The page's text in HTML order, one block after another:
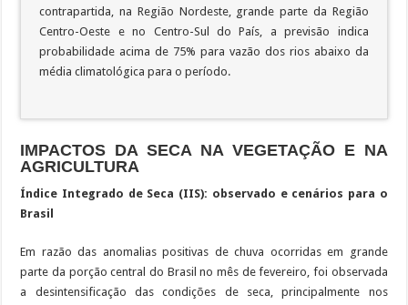
contrapartida, na Região Nordeste, grande parte da Região
Centro-Oeste e no Centro-Sul do País, a previsão indica
probabilidade acima de 75% para vazão dos rios abaixo da
média climatológica para o período.
IMPACTOS DA SECA NA VEGETAÇÃO E NA
AGRICULTURA
Índice Integrado de Seca (IIS): observado e cenários para o
Brasil
Em razão das anomalias positivas de chuva ocorridas em grande
parte da porção central do Brasil no mês de fevereiro, foi observada
a desintensificação das condições de seca, principalmente nos